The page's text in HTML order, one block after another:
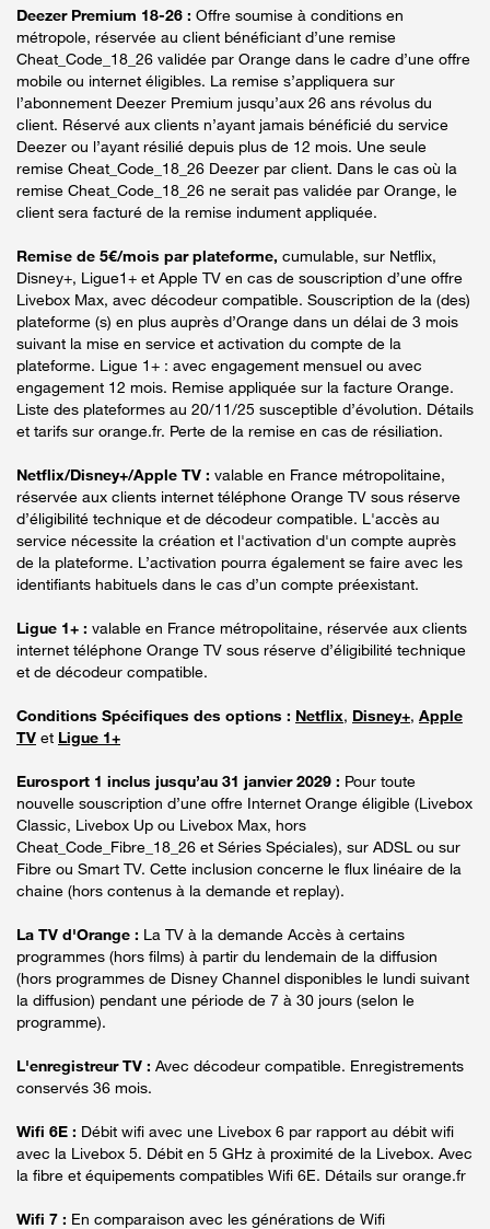
Deezer Premium 18-26 : Offre soumise à conditions en
métropole, réservée au client bénéficiant d’une remise
Cheat_Code_18_26 validée par Orange dans le cadre d’une offre
mobile ou internet éligibles. La remise s’appliquera sur
l’abonnement Deezer Premium jusqu’aux 26 ans révolus du
client. Réservé aux clients n’ayant jamais bénéficié du service
Deezer ou l’ayant résilié depuis plus de 12 mois. Une seule
remise Cheat_Code_18_26 Deezer par client. Dans le cas où la
remise Cheat_Code_18_26 ne serait pas validée par Orange, le
client sera facturé de la remise indument appliquée.
Remise de 5€/mois par plateforme, cumulable, sur Netflix,
Disney+, Ligue1+ et Apple TV en cas de souscription d’une offre
Livebox Max, avec décodeur compatible. Souscription de la (des)
plateforme (s) en plus auprès d’Orange dans un délai de 3 mois
suivant la mise en service et activation du compte de la
plateforme. Ligue 1+ : avec engagement mensuel ou avec
engagement 12 mois. Remise appliquée sur la facture Orange.
Liste des plateformes au 20/11/25 susceptible d’évolution. Détails
et tarifs sur orange.fr. Perte de la remise en cas de résiliation.
Netflix/Disney+/Apple TV : valable en France métropolitaine,
réservée aux clients internet téléphone Orange TV sous réserve
d’éligibilité technique et de décodeur compatible. L'accès au
service nécessite la création et l'activation d'un compte auprès
de la plateforme. L’activation pourra également se faire avec les
identifiants habituels dans le cas d’un compte préexistant.
Ligue 1+ : valable en France métropolitaine, réservée aux clients
internet téléphone Orange TV sous réserve d’éligibilité technique
et de décodeur compatible.
Conditions Spécifiques des options : Netflix, Disney+, Apple
TV et Ligue 1+
Eurosport 1 inclus jusqu’au 31 janvier 2029 : Pour toute
nouvelle souscription d’une offre Internet Orange éligible (Livebox
Classic, Livebox Up ou Livebox Max, hors
Cheat_Code_Fibre_18_26 et Séries Spéciales), sur ADSL ou sur
Fibre ou Smart TV. Cette inclusion concerne le flux linéaire de la
chaine (hors contenus à la demande et replay).
La TV d'Orange : La TV à la demande Accès à certains
programmes (hors films) à partir du lendemain de la diffusion
(hors programmes de Disney Channel disponibles le lundi suivant
la diffusion) pendant une période de 7 à 30 jours (selon le
programme).
L'enregistreur TV : Avec décodeur compatible. Enregistrements
conservés 36 mois.
Wifi 6E : Débit wifi avec une Livebox 6 par rapport au débit wifi
avec la Livebox 5. Débit en 5 GHz à proximité de la Livebox. Avec
la fibre et équipements compatibles Wifi 6E. Détails sur orange.fr
Wifi 7 : En comparaison avec les générations de Wifi